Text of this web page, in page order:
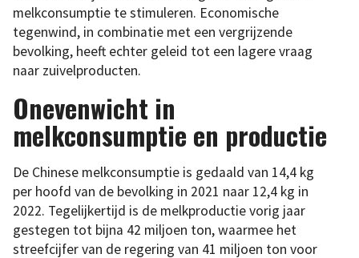
melkconsumptie te stimuleren. Economische
tegenwind, in combinatie met een vergrijzende
bevolking, heeft echter geleid tot een lagere vraag
naar zuivelproducten.
Onevenwicht in
melkconsumptie en productie
De Chinese melkconsumptie is gedaald van 14,4 kg
per hoofd van de bevolking in 2021 naar 12,4 kg in
2022. Tegelijkertijd is de melkproductie vorig jaar
gestegen tot bijna 42 miljoen ton, waarmee het
streefcijfer van de regering van 41 miljoen ton voor